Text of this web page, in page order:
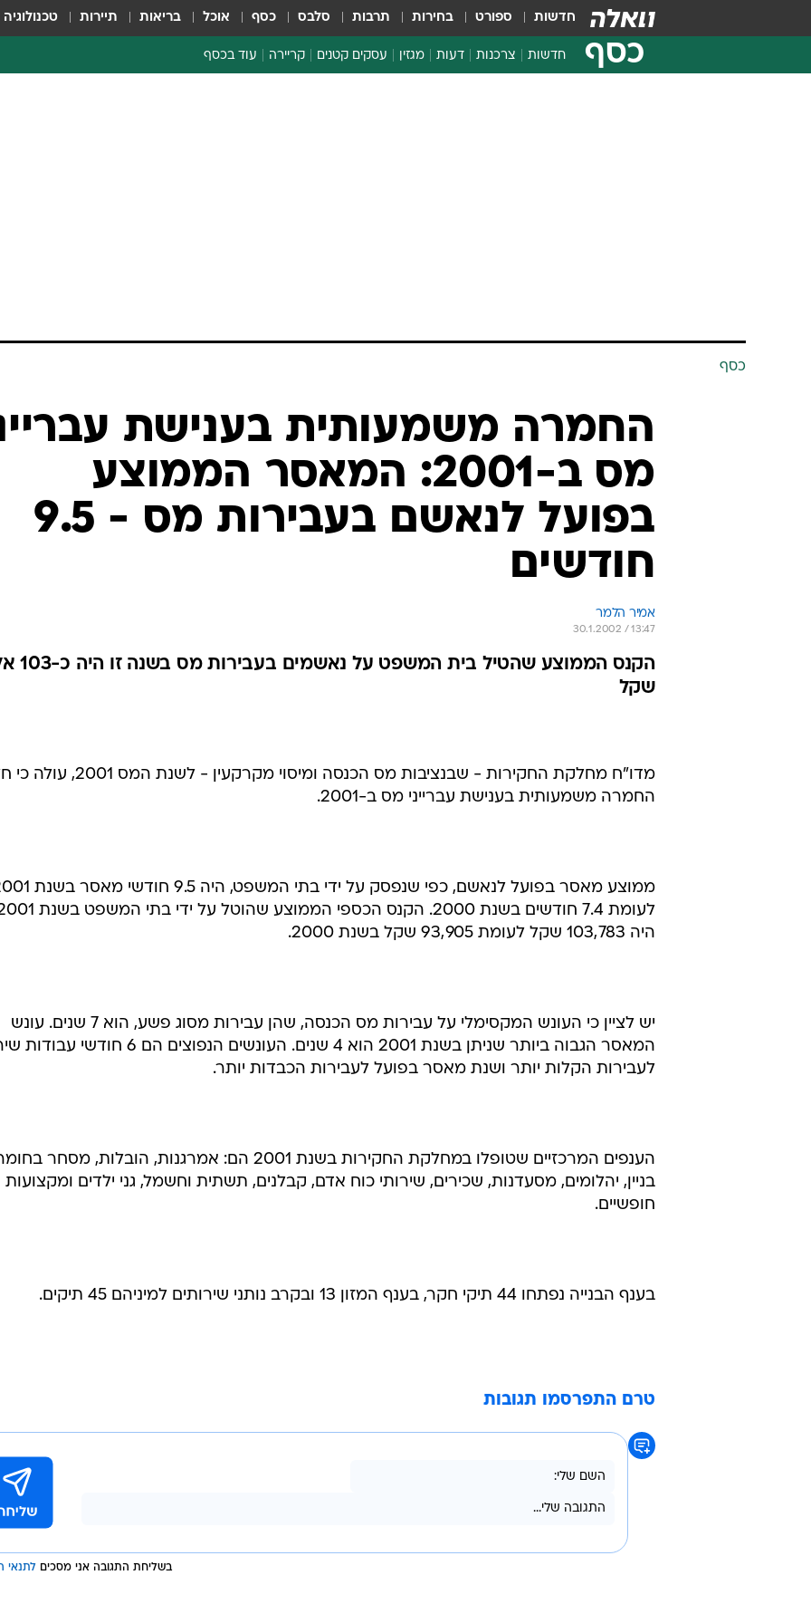
חדשות ספורט בחירות תרבות סלבס כסף אוכל בריאות תיירות טכנולוגיה
כסף חדשות צרכנות דעות מגזין עסקים קטנים קריירה עוד בכסף
כסף
החמרה משמעותית בענישת
מס ב-2001: המאסר הממוצע
בפועל לנאשם בעבירות מס - 9.5
חודשים
אמיר הלמר
30.1.2002 / 13:47
הקנס הממוצע שהטיל בית המשפט על
שקל
מדו"ח מחלקת החקירות - שבנציבות מס הכנסה ומיסוי מקרקעין - לשנת
החמרה משמעותית בענישת עברייני מס ב-2001.
ממוצע מאסר בפועל לנאשם, כפי שנפסק על ידי בתי המשפט, היה
לעומת 7.4 חודשים בשנת 2000. הקנס הכספי הממוצע שהוטל על ידי בתי
היה 103,783 שקל לעומת 93,905 שקל בשנת 2000.
יש לציין כי העונש המקסימלי על עבירות מס הכנסה, שהן עבירות מסוג פשע, הוא 7 שנים. עונש
המאסר הגבוה ביותר שניתן בשנת 2001 הוא 4 שנים. העונשים הנפוצים הם 6
לעבירות הקלות יותר ושנת מאסר בפועל לעבירות הכבדות יותר.
הענפים המרכזיים שטופלו במחלקת החקירות בשנת 2001 הם: אמרגנות, הובלות, מסחר
בניין, יהלומים, מסעדנות, שכירים, שירותי כוח אדם, קבלנים, תשתית וחשמל, גני ילדים ומקצועות
חופשיים.
בענף הבנייה נפתחו 44 תיקי חקר, בענף המזון 13 ובקרב נותני שירותים למיניהם 45 תיקים.
טרם התפרסמו תגובות
בשליחת התגובה אני מסכים לתנאי